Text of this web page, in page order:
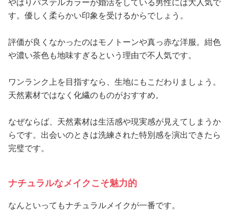
やはりパステルカラーが婚活をしている男性には大人気で
す。優しく柔らかい印象を受けるからでしょう。
評価が良くなかったのはモノトーンや真っ赤な洋服。紺色
や濃い茶色も地味すぎるという理由で不人気です。
ワンランク上を目指すなら、生地にもこだわりましょう。
天然素材ではなく化繊のものがおすすめ。
なぜならば、天然素材は生活感や現実感が見えてしまうか
らです。出会いのときは洗練された特別感を演出できたら
完璧です。
ナチュラルなメイクこそ魅力的
なんといってもナチュラルメイクが一番です。